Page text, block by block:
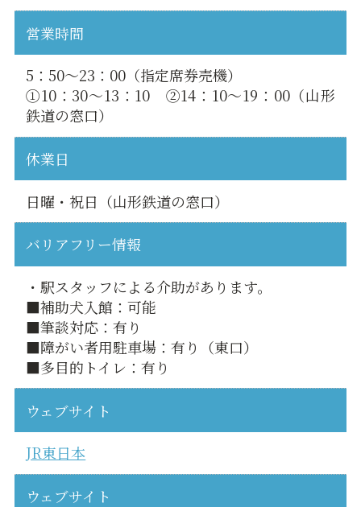
営業時間
5：50～23：00（指定席券売機）
①10：30～13：10 ②14：10～19：00（山形
鉄道の窓口）
休業日
日曜・祝日（山形鉄道の窓口）
バリアフリー情報
・駅スタッフによる介助があります。
■補助犬入館：可能
■筆談対応：有り
■障がい者用駐車場：有り（東口）
■多目的トイレ：有り
ウェブサイト
JR東日本
ウェブサイト